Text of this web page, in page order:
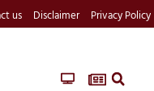
us Disclaimer Privacy Policy